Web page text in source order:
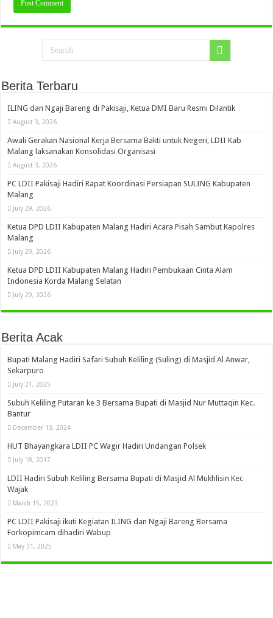
Berita Terbaru
ILING dan Ngaji Bareng di Pakisaji, Ketua DMI Baru Resmi Dilantik
August 3, 2026
Awali Gerakan Nasional Kerja Bersama Bakti untuk Negeri, LDII Kab
Malang laksanakan Konsolidasi Organisasi
August 3, 2026
PC LDII Pakisaji Hadiri Rapat Koordinasi Persiapan SULING Kabupaten
Malang
July 29, 2026
Ketua DPD LDII Kabupaten Malang Hadiri Acara Pisah Sambut Kapolres
Malang
July 29, 2026
Ketua DPD LDII Kabupaten Malang Hadiri Pembukaan Cinta Alam
Indonesia Korda Malang Selatan
July 29, 2026
Berita Acak
Bupati Malang Hadiri Safari Subuh Keliling (Suling) di Masjid Al Anwar,
Sekarpuro
July 21, 2025
Subuh Keliling Putaran ke 3 Bersama Bupati di Masjid Nur Muttaqin Kec.
Bantur
December 13, 2024
HUT Bhayangkara LDII PC Wagir Hadiri Undangan Polsek
July 18, 2017
LDII Hadiri Subuh Keliling Bersama Bupati di Masjid Al Mukhlisin Kec
Wajak
March 15, 2023
PC LDII Pakisaji ikuti Kegiatan ILING dan Ngaji Bareng Bersama
Forkopimcam dihadiri Wabup
May 31, 2025